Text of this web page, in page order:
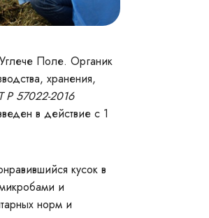
Поле. Органик
хранения,
Р 57022-2016
в действие с 1
кусок в
и
норм и